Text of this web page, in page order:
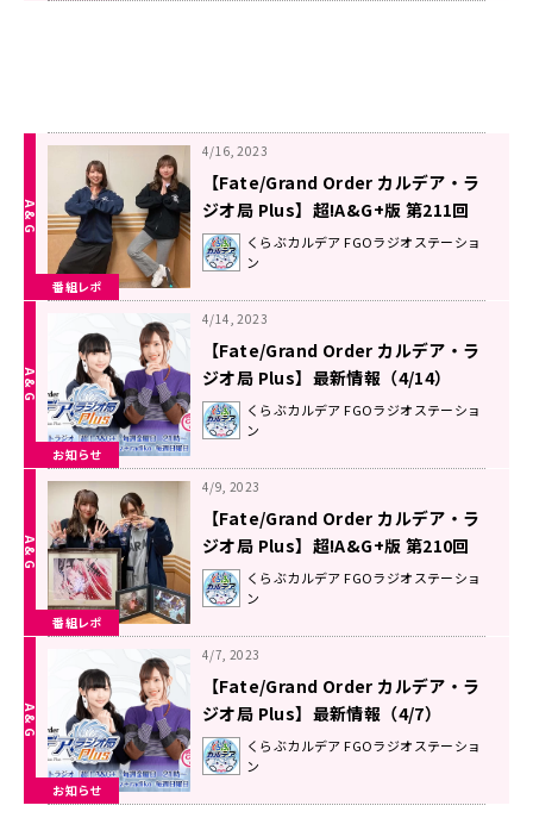
番組レポ
4/16, 2023
【Fate/Grand Order カルデア・ラ
ジオ局 Plus】超!A&G+版 第211回
放送レポート
くらぶカルデア FGOラジオステーショ
ン
お知らせ
4/14, 2023
【Fate/Grand Order カルデア・ラ
ジオ局 Plus】最新情報（4/14）
くらぶカルデア FGOラジオステーショ
ン
番組レポ
4/9, 2023
【Fate/Grand Order カルデア・ラ
ジオ局 Plus】超!A&G+版 第210回
放送レポート
くらぶカルデア FGOラジオステーショ
ン
お知らせ
4/7, 2023
【Fate/Grand Order カルデア・ラ
ジオ局 Plus】最新情報（4/7）
くらぶカルデア FGOラジオステーショ
ン